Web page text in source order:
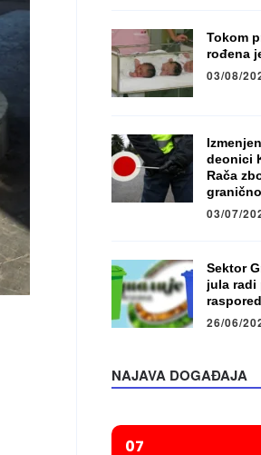
Tokom
rođena
03/08/
deonici
Rača
03/07/
Sektor
jula radi
26/06/
NAJAVA DOGAĐAJA
07